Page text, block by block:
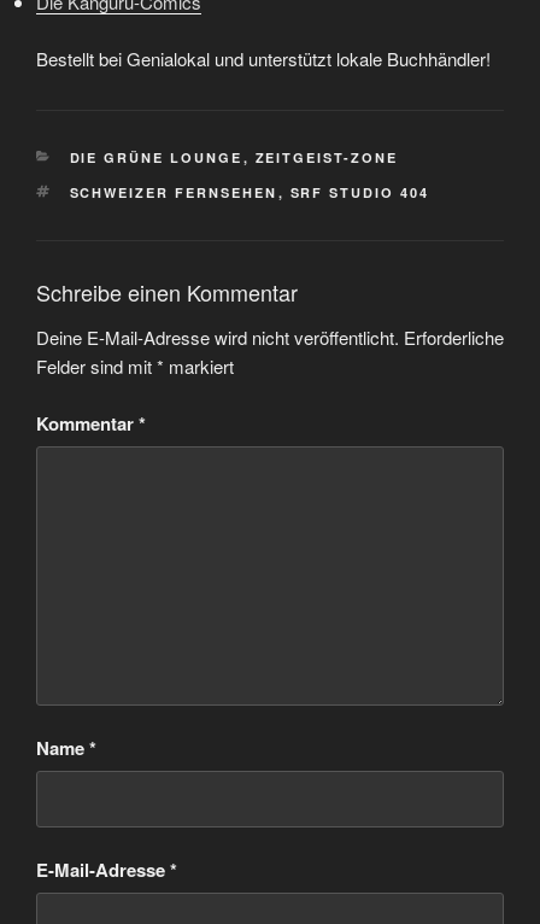
Bestellt bei Genialokal und unterstützt lokale Buchhändler!
KATEGORIEN
DIE GRÜNE LOUNGE , ZEITGEIST-ZONE
SCHLAGWÖRTER
SCHWEIZER FERNSEHEN , SRF STUDIO 404
Schreibe einen Kommentar
Deine E-Mail-Adresse wird nicht veröffentlicht. Erforderliche
Felder sind mit* markiert
Kommentar*
Name*
E-Mail-Adresse*